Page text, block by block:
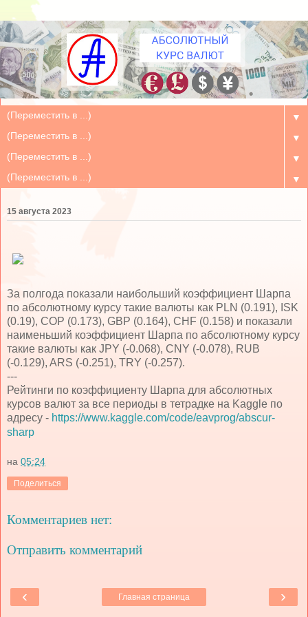
▼
▼
▼
▼
15 августа 2023
За полгода показали наибольший коэффициент Шарпа
по абсолютному курсу такие валюты как PLN (0.191), ISK
(0.19), COP (0.173), GBP (0.164), CHF (0.158) и показали
наименьший коэффициент Шарпа по абсолютному курсу
такие валюты как JPY (-0.068), CNY (-0.078), RUB
(-0.129), ARS (-0.251), TRY (-0.257).
---
Рейтинги по коэффициенту Шарпа для абсолютных
курсов валют за все периоды в тетрадке на Kaggle по
адресу - https://www.kaggle.com/code/eavprog/abscur-
sharp
на 05:24
Поделиться
Комментариев нет:
Отправить комментарий
‹ ›
Главная страница